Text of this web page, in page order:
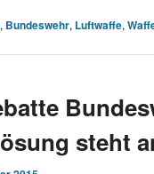
, Bundeswehr, Luftwaffe,
steht